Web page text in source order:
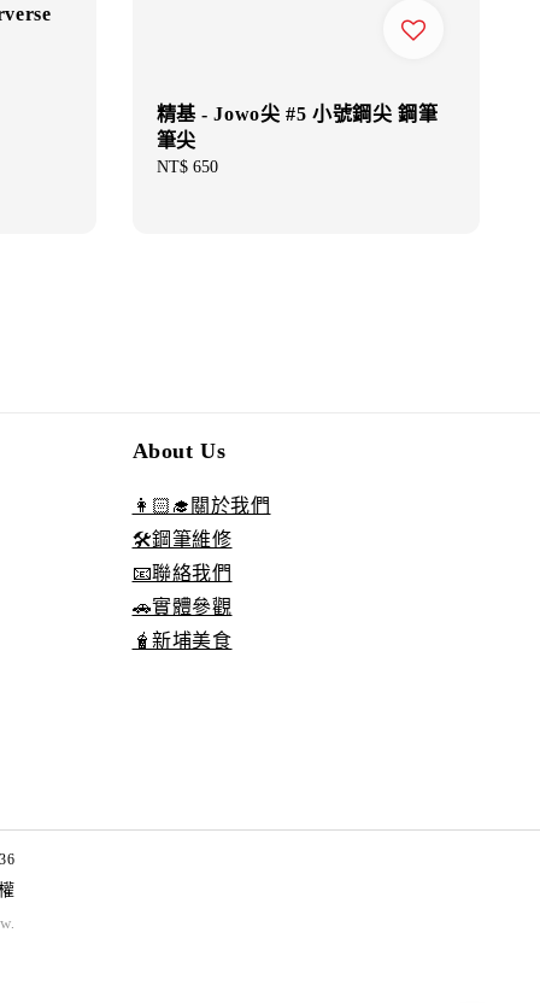
精基 - Jowo尖 #5 小號鋼尖 鋼筆
筆尖
Regular
NT$ 650
About Us
👩🏻‍🎓關於我們
🛠️鋼筆維修
📧聯絡我們
🚗實體參觀
🧋新埔美食